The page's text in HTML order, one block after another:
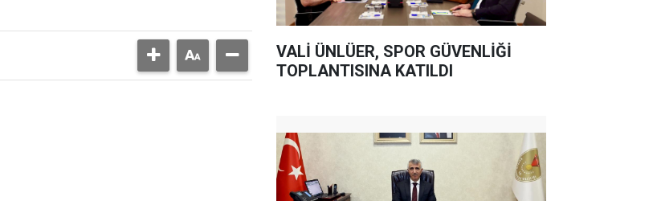
VALİ ÜNLÜER, SPOR GÜVENLİĞİ
TOPLANTISINA KATILDI